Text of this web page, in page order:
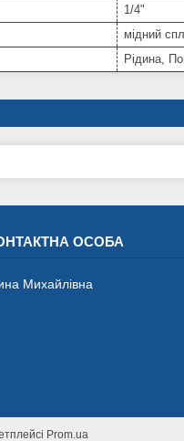
1/4"
мідний
Рідина,
Михайлівна
Prom.ua